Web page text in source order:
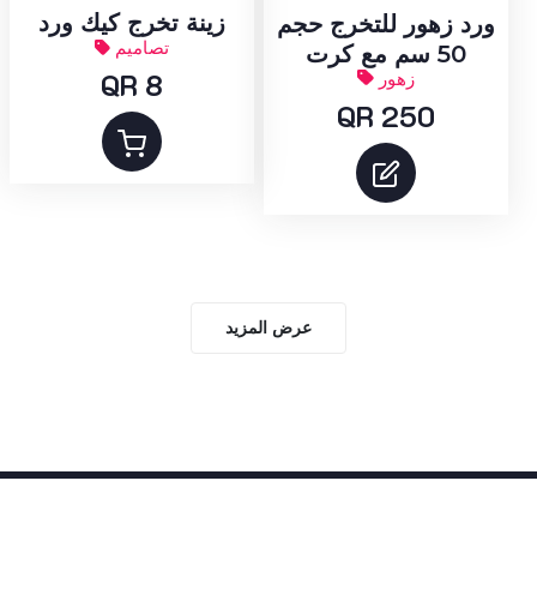
زينة تخرج كيك ورد
تصاميم
QR 8
ورد زهور للتخرج حجم
50 سم مع كرت
زهور
QR 250
عرض المزيد